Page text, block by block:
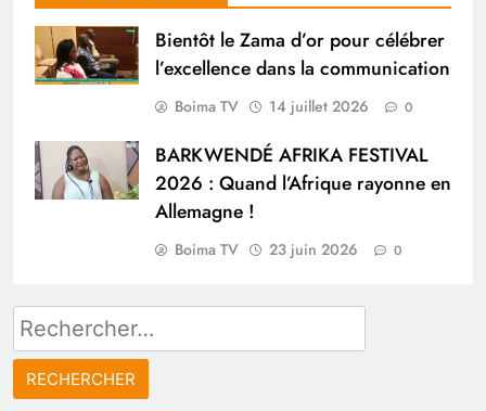
Bientôt le Zama d’or pour célébrer
l’excellence dans la communication
Boima TV 14 juillet 2026 0
BARKWENDÉ AFRIKA FESTIVAL
2026 : Quand l’Afrique rayonne en
Allemagne !
Boima TV 23 juin 2026 0
Rechercher :